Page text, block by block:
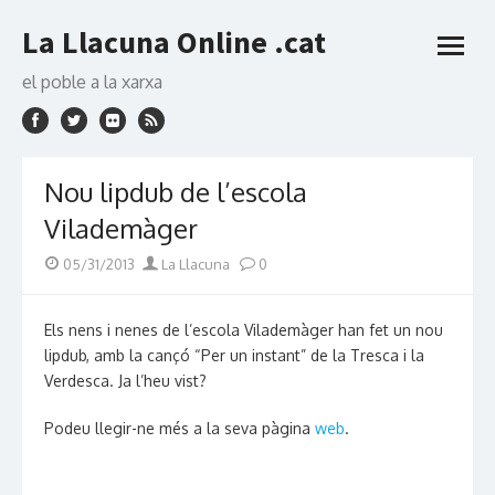
to
La Llacuna Online .cat
el poble a la xarxa
open
Nou lipdub de l’escola
Vilademàger
Posted
05/31/2013 AuthorLa Llacuna 0
Els nens i nenes de l’escola Vilademàger han fet un nou
lipdub, amb la cançó “Per un instant” de la Tresca i la
Verdesca. Ja l’heu vist?
Podeu llegir-ne més a la seva pàgina web.